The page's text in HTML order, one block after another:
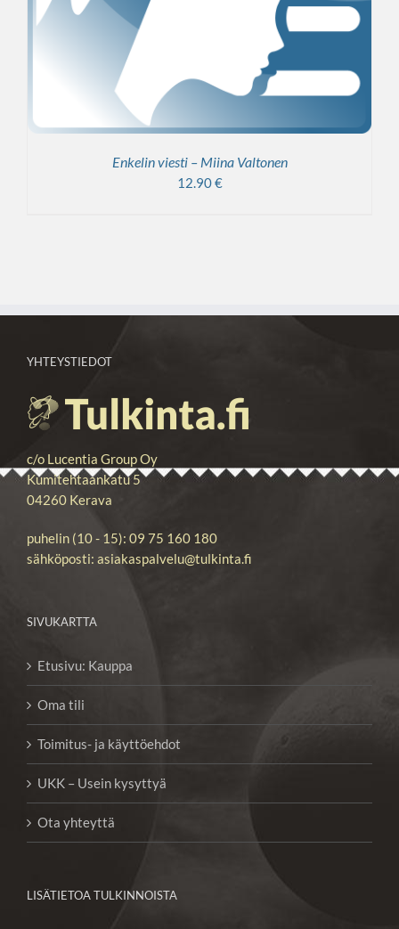
Enkelin viesti – Miina Valtonen
12.90€
YHTEYSTIEDOT
c/o Lucentia Group Oy
Kumitehtaankatu 5
04260 Kerava
puhelin (10 - 15): 09 75 160 180
sähköposti: asiakaspalvelu@tulkinta.fi
SIVUKARTTA
Etusivu: Kauppa
Oma tili
Toimitus- ja käyttöehdot
UKK – Usein kysyttyä
Ota yhteyttä
LISÄTIETOA TULKINNOISTA